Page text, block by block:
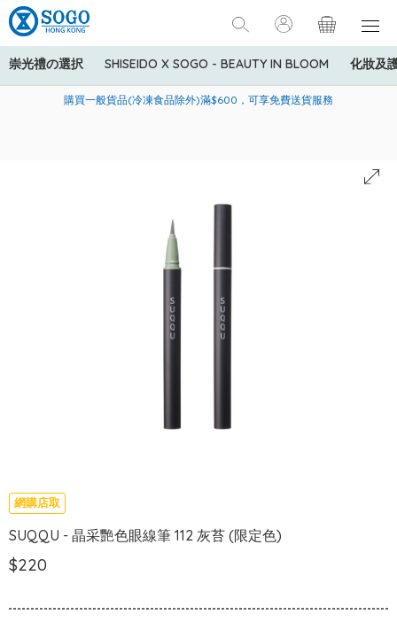
崇光禮の選択 SHISEIDO X SOGO - BEAUTY IN BLOOM 化妝及
美國運通Explorer®信用卡會員購物禮遇：高達5%簽賬回贈！
購買一般貨品(冷凍食品除外)滿$600，可享免費送貨服務
寄送中國內地服務只適用於指定商品，若訂單金額少於HK$600(折
網購店取
SUQQU - 晶采艷色眼線筆 112 灰苔 (限定色)
$220